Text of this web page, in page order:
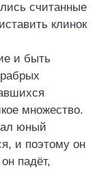
считанные
клинок
и быть
множество.
юный
и поэтому он
падёт,